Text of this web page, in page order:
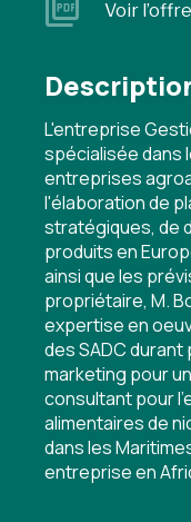
Voir
L'entreprise
spécialisée dans
entreprises
l'élaboration de
stratégiques, de
produits en
ainsi que les
propriétaire, M.
expertise en
des SADC
marketing pour
consultant pour
alimentaires de
dans les
entreprise en